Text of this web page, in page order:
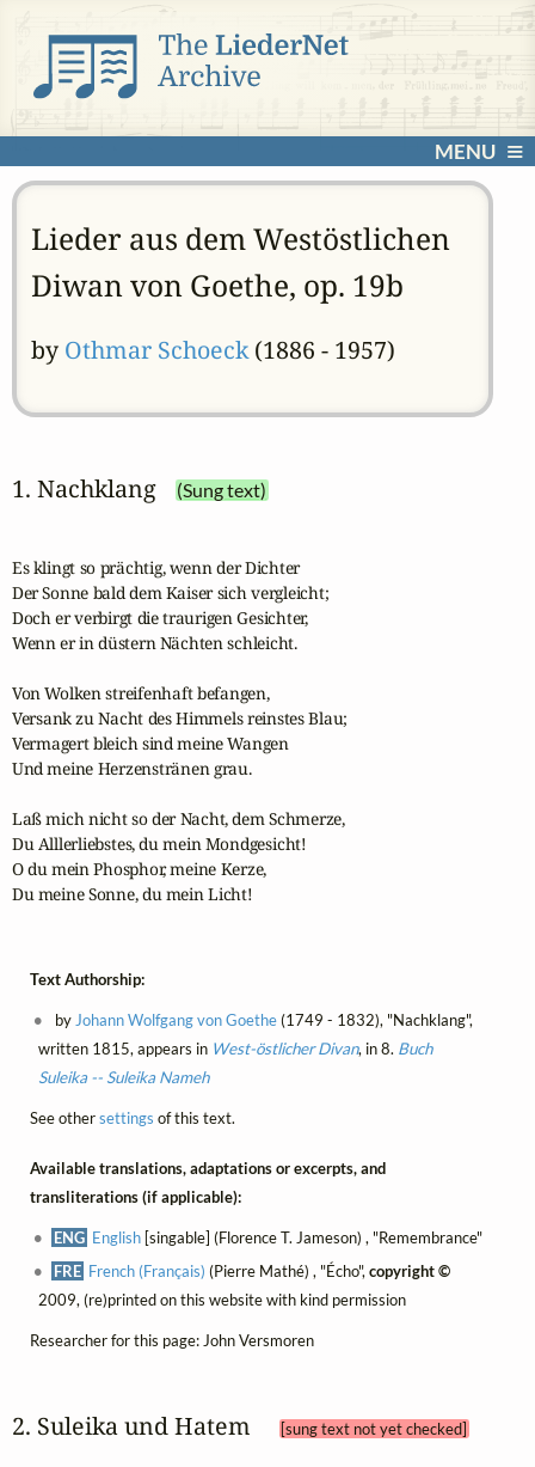
MENU
Lieder aus dem Westöstlichen
Diwan von Goethe, op. 19b
by Othmar Schoeck(1886 - 1957)
1. Nachklang (Sung text)
Es klingt so prächtig, wenn der Dichter
Der Sonne bald dem Kaiser sich vergleicht;
Doch er verbirgt die traurigen Gesichter,
Wenn er in düstern Nächten schleicht.
Von Wolken streifenhaft befangen,
Versank zu Nacht des Himmels reinstes Blau;
Vermagert bleich sind meine Wangen
Und meine Herzenstränen grau.
Laß mich nicht so der Nacht, dem Schmerze,
Du Alllerliebstes, du mein Mondgesicht!
O du mein Phosphor, meine Kerze,
Du meine Sonne, du mein Licht!
Text Authorship:
by Johann Wolfgang von Goethe(1749 - 1832), "Nachklang",
written 1815, appears in West-östlicher Divan, in 8. Buch
Suleika -- Suleika Nameh
See othersettings of this text.
Available translations, adaptations or excerpts, and
transliterations (if applicable):
ENG English [singable] (Florence T. Jameson) , "Remembrance"
FRE French (Français) (Pierre Mathé) , "Écho",copyright ©
2009, (re)printed on this website with kind permission
Researcher for this page: John Versmoren
2. Suleika und Hatem [sung text not yet checked]